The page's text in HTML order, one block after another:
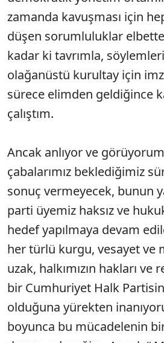
zamanda kavuşması için
düşen sorumluluklar
kadar ki tavrımla,
olağanüstü kurultay için
sürece elimden geldiğince
çalıştım.
Ancak anlıyor ve
çabalarımız beklediğimiz
sonuç vermeyecek, bunun
parti üyemiz haksız ve
hedef yapılmaya devam
her türlü kurgu, vesayet ve
uzak, halkımızın hakları ve
bir Cumhuriyet Halk
olduğuna yürekten
boyunca bu mücadelenin